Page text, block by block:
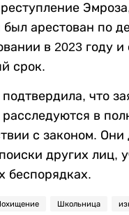
был арестован по
в 2023 году и
срок.
что
в
с законом. Они
других лиц,
беспорядках.
Школьница